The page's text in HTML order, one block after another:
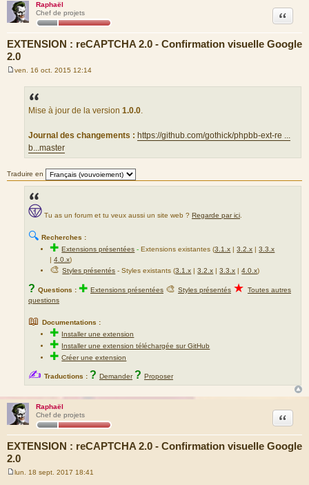
Raphaël
Chef de projets
EXTENSION : reCAPTCHA 2.0 - Confirmation visuelle Google
2.0
Citation
ven. 16 oct. 2015 12:14
Mise à jour de la version 1.0.0.
Journal des changements : https://github.com/gothick/phpbb-ext-re ...
b...master
Traduire en
Tu as un forum et tu veux aussi un site web ? Regarde par ici.
🔍 Recherches :
✚Extensions présentées -Extensions existantes (3.1.x |3.2.x |3.3.x
|4.0.x)
🎨Styles présentés - Styles existants (3.1.x |3.2.x |3.3.x |4.0.x)
? Questions : ✚ Extensions présentées 🎨 Styles présentés ★ Toutes autres
questions
📖 Documentations :
✚ Installer une extension
✚ Installer une extension téléchargée sur GitHub
✚Créer une extension
✍ Traductions : ? Demander ? Proposer
Raphaël
Chef de projets
EXTENSION : reCAPTCHA 2.0 - Confirmation visuelle Google
2.0
Citation
lun. 18 sept. 2017 18:41